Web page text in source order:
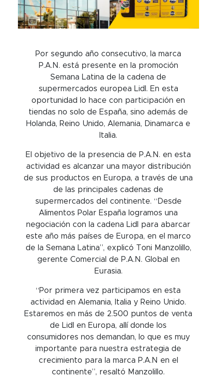
Por segundo año consecutivo, la marca
P.A.N. está presente en la promoción
Semana Latina de la cadena de
supermercados europea Lidl. En esta
oportunidad lo hace con participación en
tiendas no solo de España, sino además de
Holanda, Reino Unido, Alemania, Dinamarca e
Italia.
El objetivo de la presencia de P.A.N. en esta
actividad es alcanzar una mayor distribución
de sus productos en Europa, a través de una
de las principales cadenas de
supermercados del continente. “Desde
Alimentos Polar España logramos una
negociación con la cadena Lidl para abarcar
este año más países de Europa, en el marco
de la Semana Latina”, explicó Toni Manzolillo,
gerente Comercial de P.A.N. Global en
Eurasia.
“Por primera vez participamos en esta
actividad en Alemania, Italia y Reino Unido.
Estaremos en más de 2.500 puntos de venta
de Lidl en Europa, allí donde los
consumidores nos demandan, lo que es muy
importante para nuestra estrategia de
crecimiento para la marca P.A.N en el
continente”, resaltó Manzolillo.